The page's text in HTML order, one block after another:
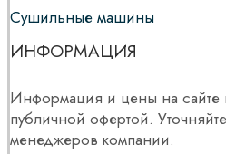
Сушильные машины
ИНФОРМАЦИЯ
Информация и цены на сайте
публичной офертой.
менеджеров компании.